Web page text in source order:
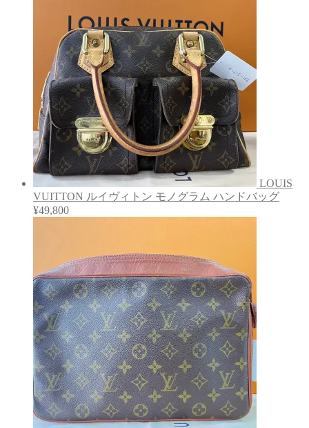
LOUIS
VUITTON ルイヴィトン モノグラム ハンドバッグ
¥49,800